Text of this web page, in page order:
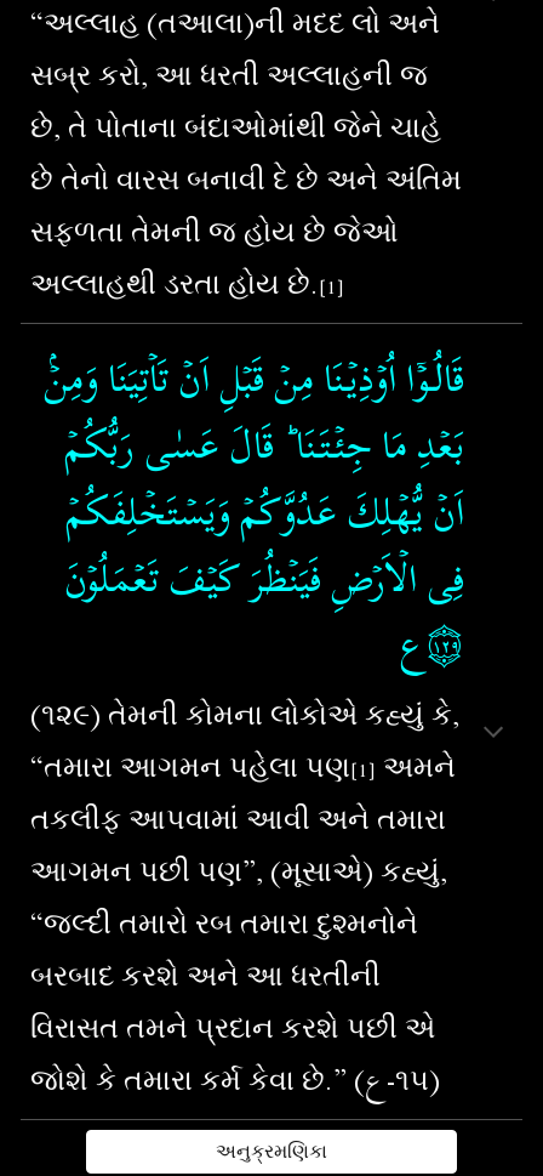
“અલ્લાહ (તઆલા)ની મદદ લો અને
સબ્ર કરો, આ ધરતી અલ્લાહની જ
છે, તે પોતાના બંદાઓમાંથી જેને ચાહે
છે તેનો વારસ બનાવી દે છે અને અંતિમ
સફળતા તેમની જ હોય છે જેઓ
અલ્લાહથી ડરતા હોય છે.[1]
قَالُـوۡۤا اُوۡذِيۡنَا مِنۡ قَبۡلِ اَنۡ تَاۡتِيَنَا وَمِنۡۢ
بَعۡدِ مَا جِئۡتَنَا​ ؕ قَالَ عَسٰى رَبُّكُمۡ
اَنۡ يُّهۡلِكَ عَدُوَّكُمۡ وَيَسۡتَخۡلِفَكُمۡ
فِى الۡاَرۡضِ فَيَنۡظُرَ كَيۡفَ تَعۡمَلُوۡنَ‏
۝١٢٩ع
(૧૨૯) તેમની કોમના લોકોએ કહ્યું કે,
“તમારા આગમન પહેલા પણ[1] અમને
તકલીફ આપવામાં આવી અને તમારા
આગમન પછી પણ”, (મૂસાએ) કહ્યું,
“જલ્દી તમારો રબ તમારા દુશ્મનોને
બરબાદ કરશે અને આ ધરતીની
વિરાસત તમને પ્રદાન કરશે પછી એ
જોશે કે તમારા કર્મ કેવા છે.” (ع-૧૫)
અનુક્રમણિકા